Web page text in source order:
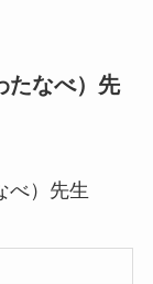
たなべ）先